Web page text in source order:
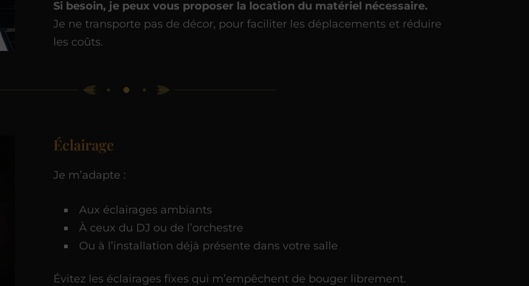
Si besoin, je peux vous proposer la location du matériel nécessaire.
Je ne transporte pas de décor, pour faciliter les déplacements et réduire
les coûts.
Éclairage
Je m’adapte :
Aux éclairages ambiants
À ceux du DJ ou de l’orchestre
Ou à l’installation déjà présente dans votre salle
Évitez les éclairages fixes qui m’empêchent de bouger librement.